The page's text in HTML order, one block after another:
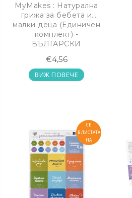
MyMakes : Натурална
грижа за бебета и
малки деца (Единичен
комплект) -
БЪЛГАРСКИ
€4,56
ВИЖ ПОВЕЧЕ
СЕ
В ЛИСТАТА
НА
ЧАКАЩИТЕ